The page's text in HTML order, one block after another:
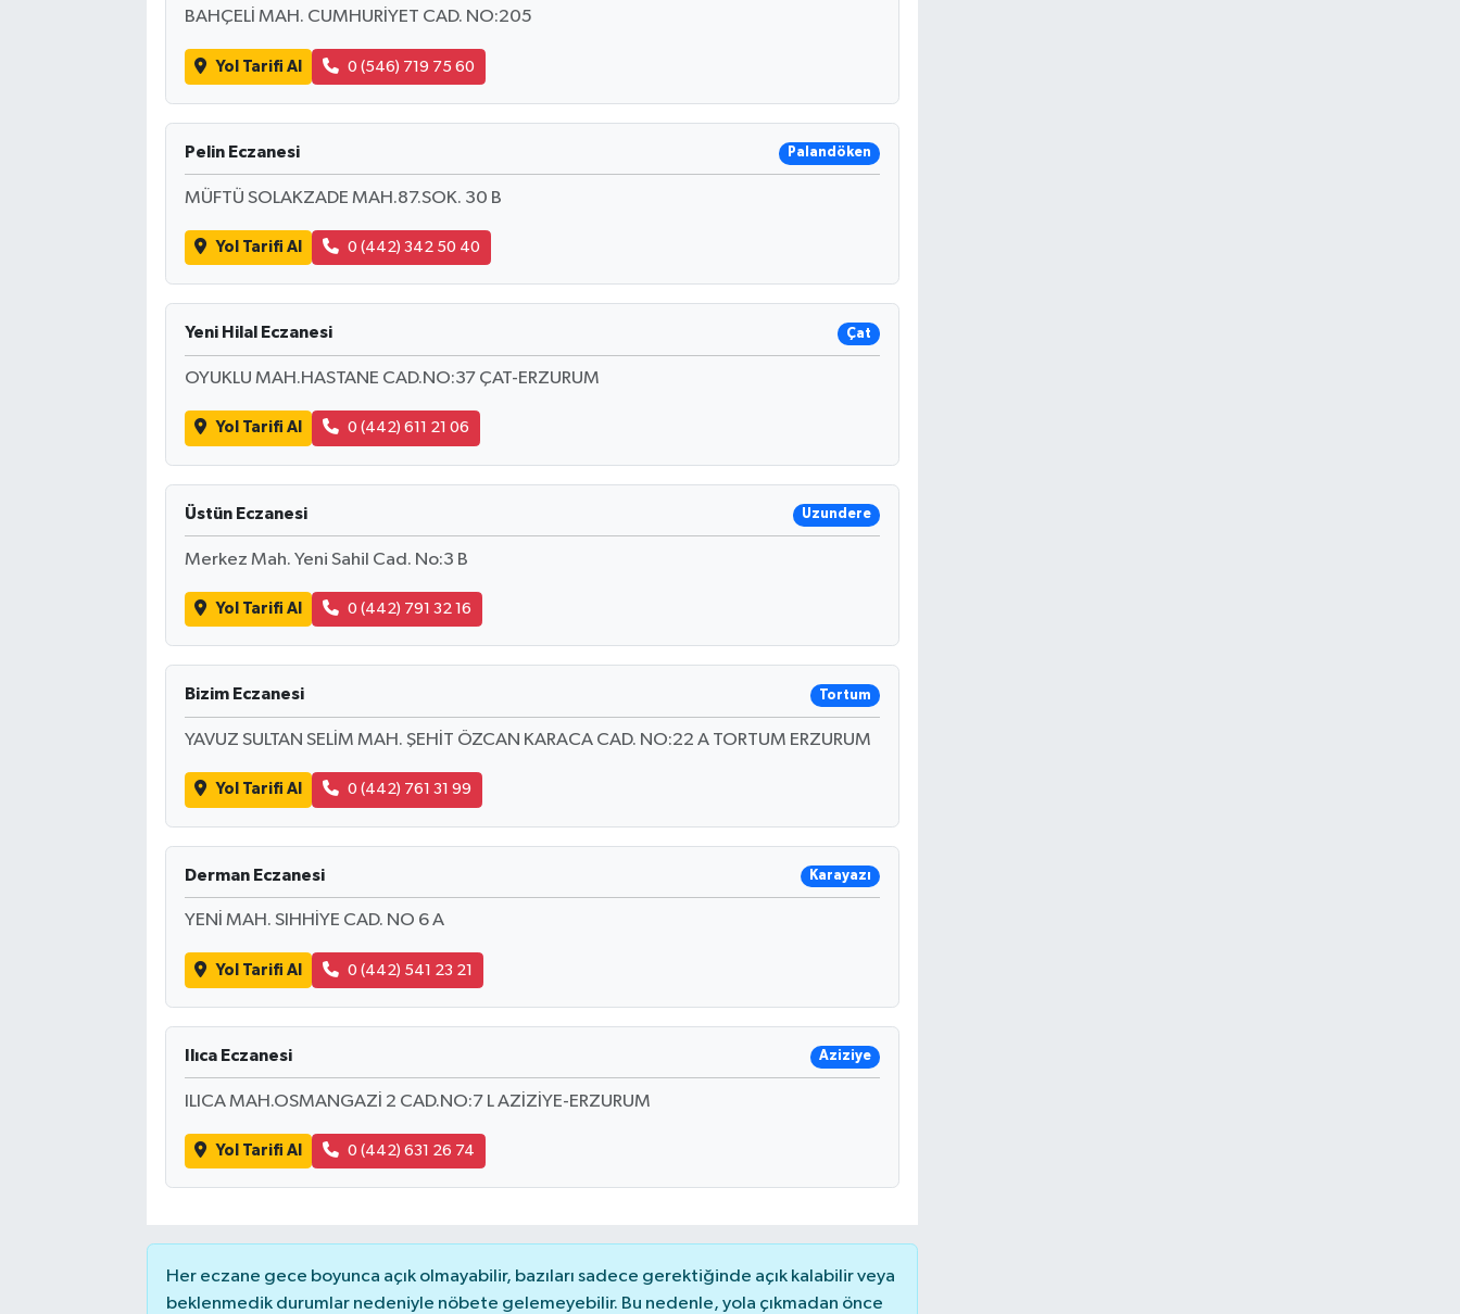
BAHÇELİ MAH. CUMHURİYET CAD. NO:205
Yol Tarifi Al 0 (546) 719 75 60
Pelin Eczanesi Palandöken
MÜFTÜ SOLAKZADE MAH.87.SOK. 30 B
Yol Tarifi Al 0 (442) 342 50 40
Yeni Hilal Eczanesi Çat
OYUKLU MAH.HASTANE CAD.NO:37 ÇAT-ERZURUM
Yol Tarifi Al 0 (442) 611 21 06
Üstün Eczanesi Uzundere
Merkez Mah. Yeni Sahil Cad. No:3 B
Yol Tarifi Al 0 (442) 791 32 16
Bizim Eczanesi Tortum
YAVUZ SULTAN SELİM MAH. ŞEHİT ÖZCAN KARACA CAD. NO:22 A TORTUM ERZURUM
Yol Tarifi Al 0 (442) 761 31 99
Derman Eczanesi Karayazı
YENİ MAH. SIHHİYE CAD. NO 6 A
Yol Tarifi Al 0 (442) 541 23 21
Ilıca Eczanesi Aziziye
ILICA MAH.OSMANGAZİ 2 CAD.NO:7 L AZİZİYE-ERZURUM
Yol Tarifi Al 0 (442) 631 26 74
Her eczane gece boyunca açık olmayabilir, bazıları sadece gerektiğinde açık kalabilir veya
beklenmedik durumlar nedeniyle nöbete gelemeyebilir. Bu nedenle, yola çıkmadan önce